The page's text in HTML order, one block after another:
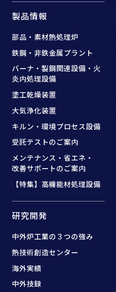
製品情報
部品・素材熱処理炉
鉄鋼・非鉄金属プラント
バーナ・製鋼関連設備・ 火
炎内処理設備
塗工乾燥装置
大気浄化装置
キルン・環境プロセス設備
受託テストのご案内
メンテナンス・省エネ・
改善サポートのご案内
【特集】高機能材処理設備
研究開発
中外炉工業の３つの強み
熱技術創造センター
海外実績
中外技録